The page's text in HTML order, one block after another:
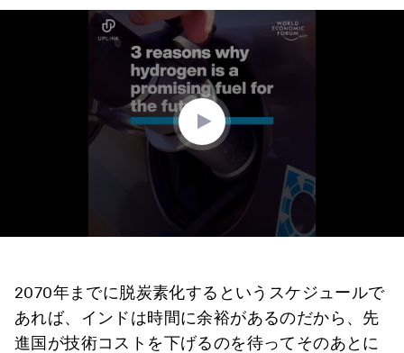
2070年までに脱炭素化するというスケジュールで
あれば、インドは時間に余裕があるのだから、先
進国が技術コストを下げるのを待ってそのあとに